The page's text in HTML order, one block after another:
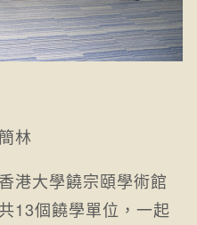
林
港大學饒宗頤學術館
13個饒學單位，一起